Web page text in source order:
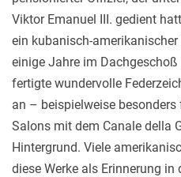
Viktor Emanuel III. gedient
ein kubanisch-
einige Jahre im
fertigte wundervolle
an – beispielweise
Salons mit dem Canale della
Hintergrund. Viele
diese Werke als Erinnerung